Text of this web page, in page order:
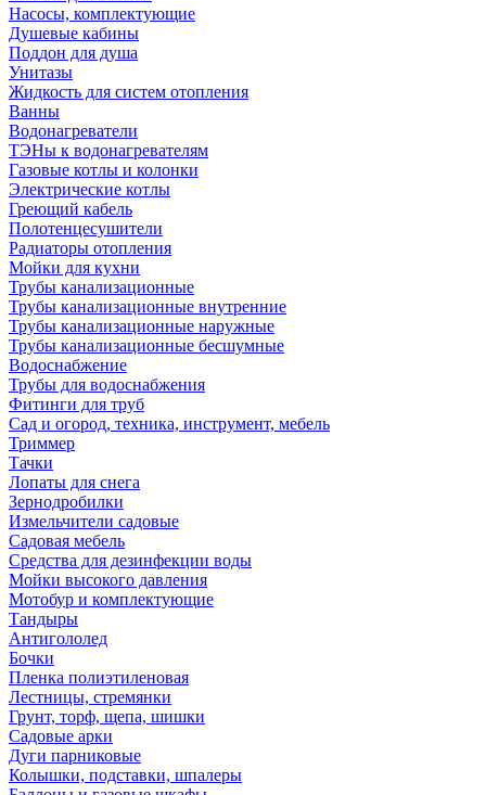
Насосы, комплектующие
Душевые кабины
Поддон для душа
Унитазы
Жидкость для систем отопления
Ванны
Водонагреватели
ТЭНы к водонагревателям
Газовые котлы и колонки
Электрические котлы
Греющий кабель
Полотенцесушители
Радиаторы отопления
Мойки для кухни
Трубы канализационные
Трубы канализационные внутренние
Трубы канализационные наружные
Трубы канализационные бесшумные
Водоснабжение
Трубы для водоснабжения
Фитинги для труб
Сад и огород, техника, инструмент, мебель
Триммер
Тачки
Лопаты для снега
Зернодробилки
Измельчители садовые
Садовая мебель
Средства для дезинфекции воды
Мойки высокого давления
Мотобур и комплектующие
Тандыры
Антигололед
Бочки
Пленка полиэтиленовая
Лестницы, стремянки
Грунт, торф, щепа, шишки
Садовые арки
Дуги парниковые
Колышки, подставки, шпалеры